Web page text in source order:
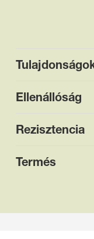
Ellenállóság
Rezisztencia
Termés